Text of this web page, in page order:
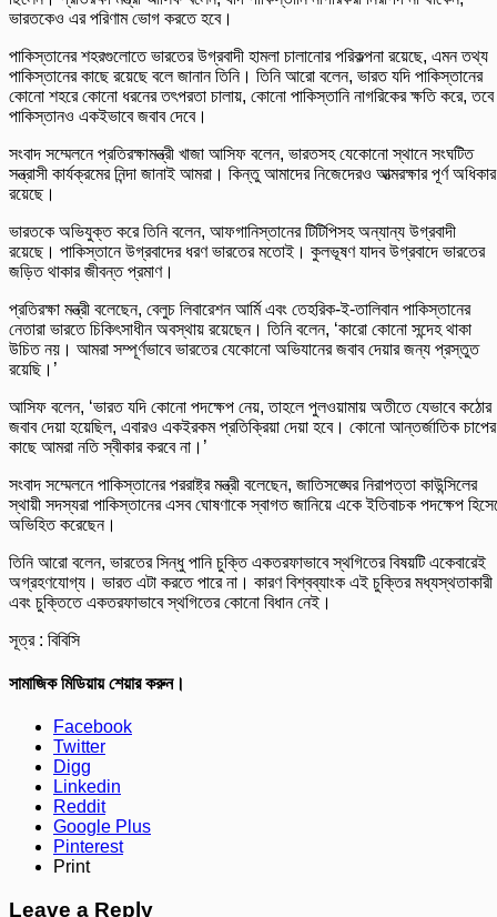
ভারতকেও এর পরিণাম ভোগ করতে হবে।
পাকিস্তানের শহরগুলোতে ভারতের উগ্রবাদী হামলা চালানোর পরিকল্পনা রয়েছে, এমন তথ্য
পাকিস্তানের কাছে রয়েছে বলে জানান তিনি। তিনি আরো বলেন, ভারত যদি পাকিস্তানের
কোনো শহরে কোনো ধরনের তৎপরতা চালায়, কোনো পাকিস্তানি নাগরিকের ক্ষতি করে, তবে
পাকিস্তানও একইভাবে জবাব দেবে।
সংবাদ সম্মেলনে প্রতিরক্ষামন্ত্রী খাজা আসিফ বলেন, ভারতসহ যেকোনো স্থানে সংঘটিত
সন্ত্রাসী কার্যক্রমের নিন্দা জানাই আমরা। কিন্তু আমাদের নিজেদেরও আত্মরক্ষার পূর্ণ অধিকার
রয়েছে।
ভারতকে অভিযুক্ত করে তিনি বলেন, আফগানিস্তানের টিটিপিসহ অন্যান্য উগ্রবাদী
রয়েছে। পাকিস্তানে উগ্রবাদের ধরণ ভারতের মতোই। কুলভূষণ যাদব উগ্রবাদে ভারতের
জড়িত থাকার জীবন্ত প্রমাণ।
প্রতিরক্ষা মন্ত্রী বলেছেন, বেলুচ লিবারেশন আর্মি এবং তেহরিক-ই-তালিবান পাকিস্তানের
নেতারা ভারতে চিকিৎসাধীন অবস্থায় রয়েছেন। তিনি বলেন, ‘কারো কোনো সন্দেহ থাকা
উচিত নয়। আমরা সম্পূর্ণভাবে ভারতের যেকোনো অভিযানের জবাব দেয়ার জন্য প্রস্তুত
রয়েছি।’
আসিফ বলেন, ‘ভারত যদি কোনো পদক্ষেপ নেয়, তাহলে পুলওয়ামায় অতীতে যেভাবে কঠোর
জবাব দেয়া হয়েছিল, এবারও একইরকম প্রতিক্রিয়া দেয়া হবে। কোনো আন্তর্জাতিক চাপের
কাছে আমরা নতি স্বীকার করবে না।’
সংবাদ সম্মেলনে পাকিস্তানের পররাষ্ট্র মন্ত্রী বলেছেন, জাতিসঙ্ঘের নিরাপত্তা কাউন্সিলের
স্থায়ী সদস্যরা পাকিস্তানের এসব ঘোষণাকে স্বাগত জানিয়ে একে ইতিবাচক পদক্ষেপ
অভিহিত করেছেন।
তিনি আরো বলেন, ভারতের সিন্ধু পানি চুক্তি একতরফাভাবে স্থগিতের বিষয়টি একেবারেই
অগ্রহণযোগ্য। ভারত এটা করতে পারে না। কারণ বিশ্বব্যাংক এই চুক্তির মধ্যস্থতাকারী
এবং চুক্তিতে একতরফাভাবে স্থগিতের কোনো বিধান নেই।
সূত্র : বিবিসি
সামাজিক মিডিয়ায় শেয়ার করুন।
Facebook
Twitter
Digg
Linkedin
Reddit
Google Plus
Pinterest
Print
Leave a Reply